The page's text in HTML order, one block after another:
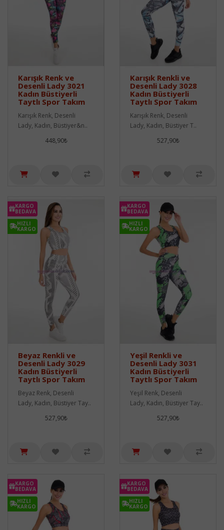
Karışık Renk ve
Desenli Lady 3021
Kadın Büstiyerli
Taytlı Spor Takım
Karışık Renk, Desenli
Lady, Kadın, Büstiyer&n..
448,90₺
Karışık Renkli ve
Desenli Lady 3028
Kadın Büstiyerli
Taytlı Spor Takım
Karışık Renk, Desenli
Lady, Kadın, Büstiyer T..
527,90₺
KARGO
BEDAVA
HIZLI
KARGO
Beyaz Renkli ve
Desenli Lady 3029
Kadın Büstiyerli
Taytlı Spor Takım
Beyaz Renk, Desenli
Lady, Kadın, Büstiyer Tay..
527,90₺
KARGO
BEDAVA
HIZLI
KARGO
Yeşil Renkli ve
Desenli Lady 3031
Kadın Büstiyerli
Taytlı Spor Takım
Yeşil Renk, Desenli
Lady, Kadın, Büstiyer Tay..
527,90₺
KARGO
BEDAVA
HIZLI
KARGO
KARGO
BEDAVA
HIZLI
KARGO